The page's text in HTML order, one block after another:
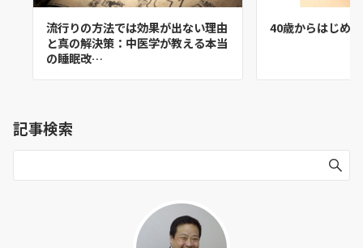
流行りの方法では効果が出ない理由
と真の解決策：中医学が教える本当
の睡眠改…
40歳からはじめ
記事検索